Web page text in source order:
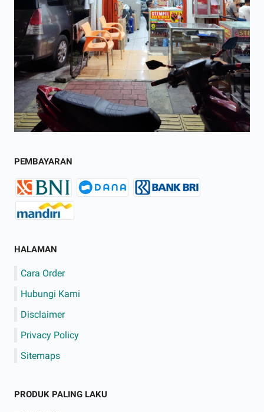
PEMBAYARAN
HALAMAN
Cara Order
Hubungi Kami
Disclaimer
Privacy Policy
Sitemaps
PRODUK PALING LAKU